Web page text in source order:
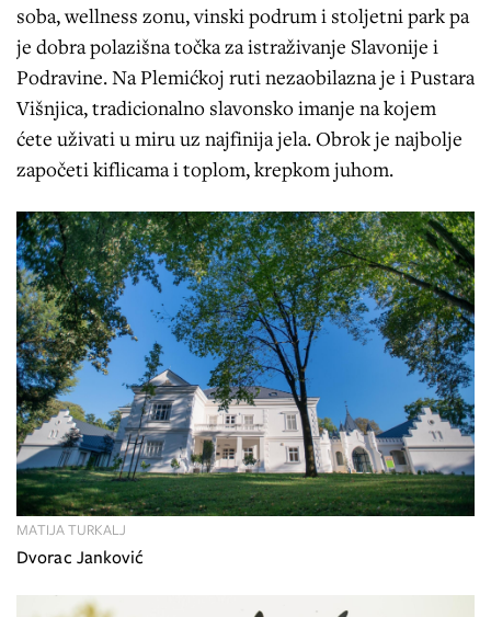
soba, wellness zonu, vinski podrum i stoljetni park pa
je dobra polazišna točka za istraživanje Slavonije i
Podravine. Na Plemićkoj ruti nezaobilazna je i Pustara
Višnjica, tradicionalno slavonsko imanje na kojem
ćete uživati u miru uz najfinija jela. Obrok je najbolje
započeti kiflicama i toplom, krepkom juhom.
Dvorac Janković
MATIJA TURKALJ